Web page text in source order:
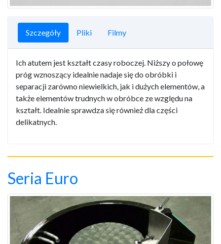
Szczegóły Pliki Filmy
Ich atutem jest kształt czasy roboczej. Niższy o połowę
próg wznoszący idealnie nadaje się do obróbki i
separacji zarówno niewielkich, jak i dużych elementów, a
także elementów trudnych w obróbce ze względu na
kształt. Idealnie sprawdza się również dla części
delikatnych.
Seria Euro